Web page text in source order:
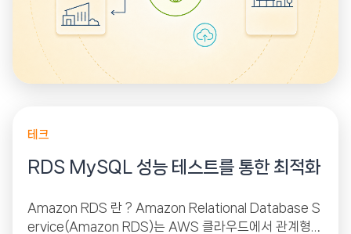
테크
RDS MySQL 성능 테스트를 통한 최적화
Amazon RDS 란 ? Amazon Relational Database S
ervice(Amazon RDS)는 AWS 클라우드에서 관계형